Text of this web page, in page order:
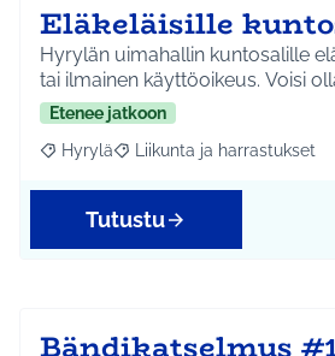
Eläkeläisille
Hyrylän uimahallin kuntosalille
tai ilmainen käyttöoikeus. Voisi
Etenee jatkoon
Rajaa tulokset aihepiirin mukaan:
Hyrylä Rajaa tulokset teeman
Liikunta ja harrastukset
Tutustu